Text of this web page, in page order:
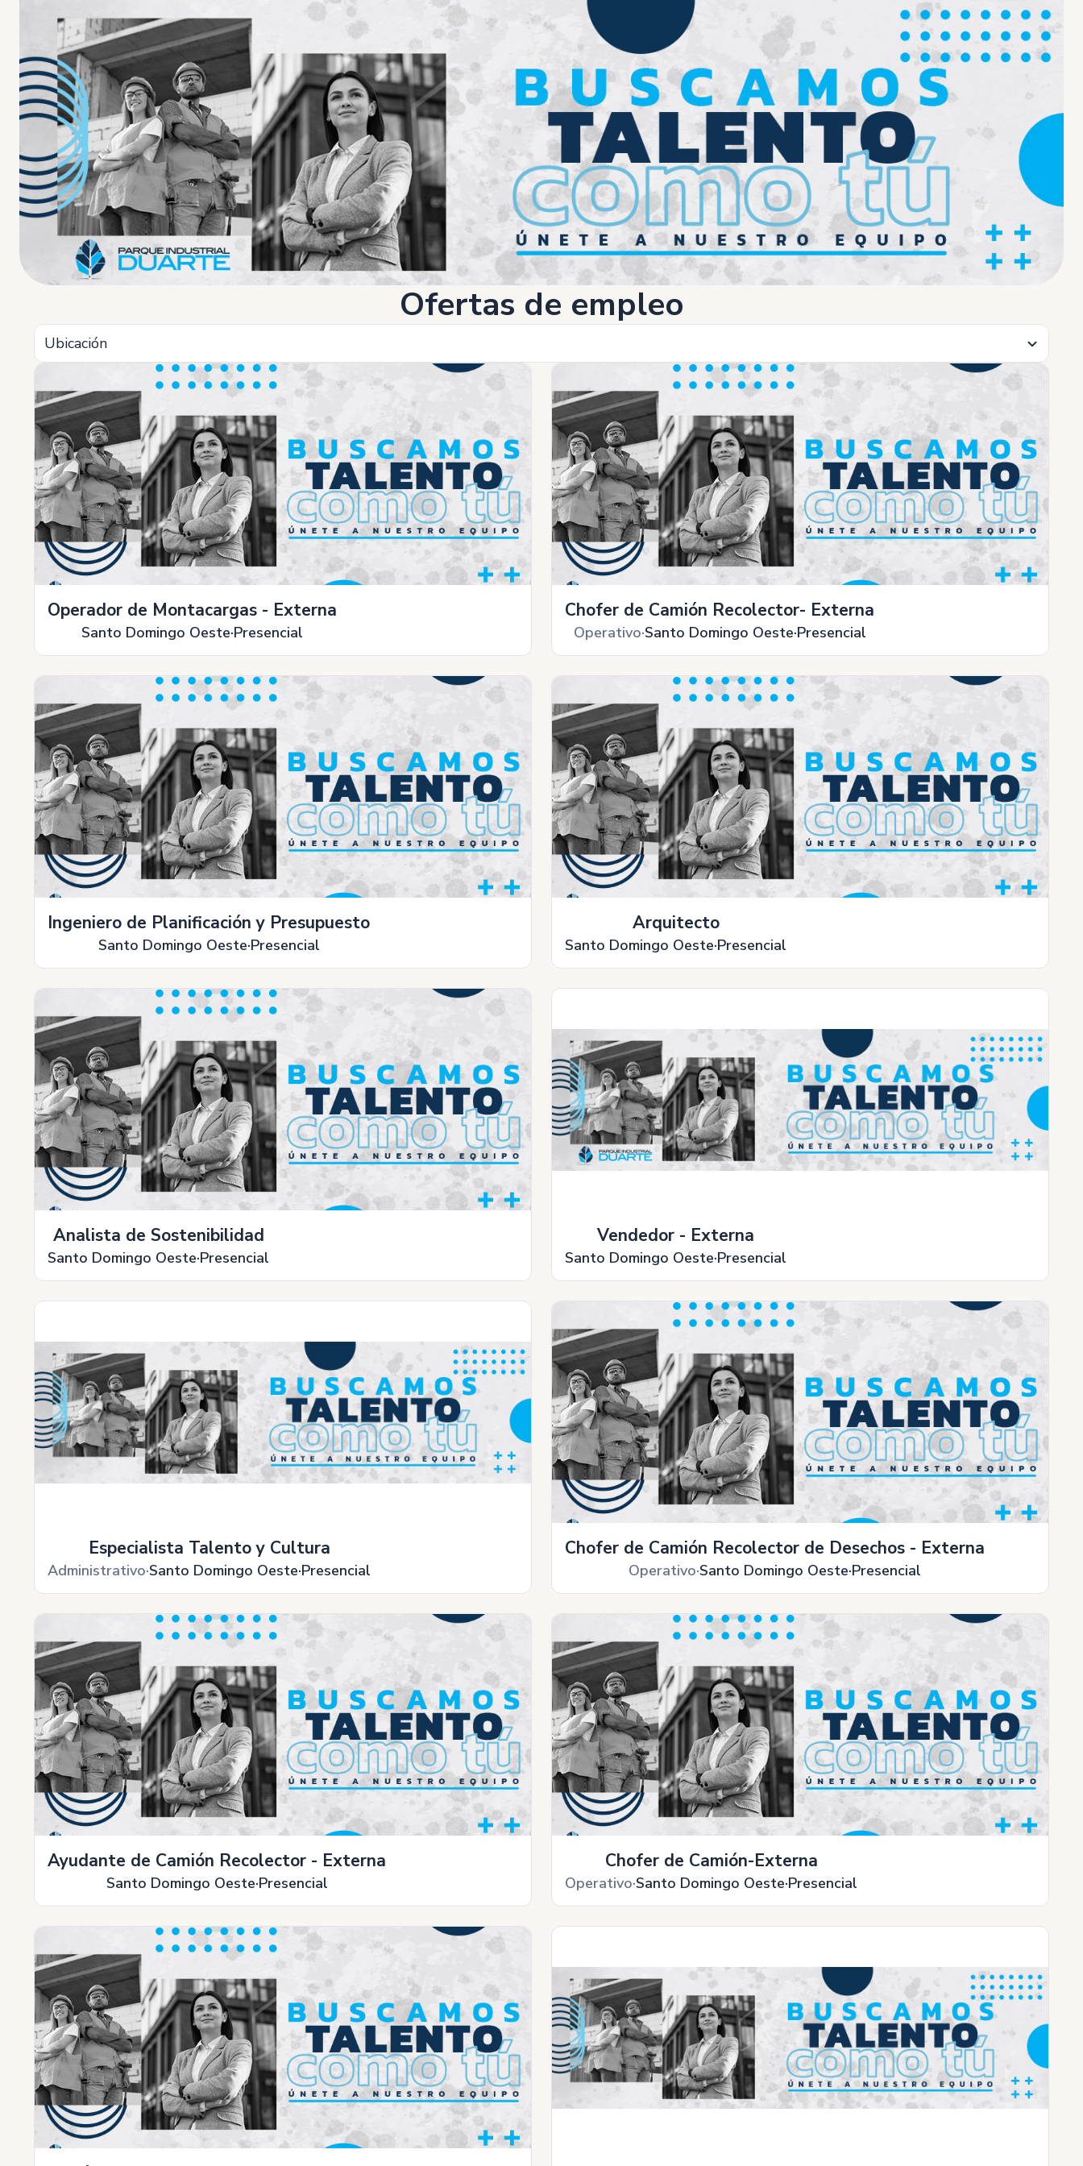
Ofertas de empleo
Ubicación
Operador de Montacargas - Externa
Santo Domingo Oeste Presencial
Chofer de Camión Recolector- Externa
Operativo Santo Domingo Oeste Presencial
Ingeniero de Planificación y Presupuesto
Santo Domingo Oeste Presencial
Arquitecto
Santo Domingo Oeste Presencial
Analista de Sostenibilidad
Santo Domingo Oeste Presencial
Vendedor - Externa
Santo Domingo Oeste Presencial
Especialista Talento y Cultura
Administrativo Santo Domingo Oeste Presencial
Chofer de Camión Recolector de Desechos - Externa
Operativo Santo Domingo Oeste Presencial
Ayudante de Camión Recolector - Externa
Santo Domingo Oeste Presencial
Chofer de Camión-Externa
Operativo Santo Domingo Oeste Presencial